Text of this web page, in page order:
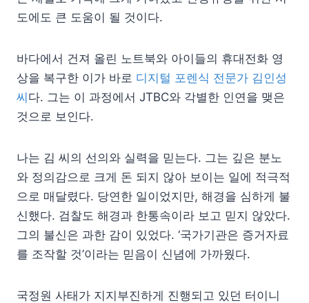
도에도 큰 도움이 될 것이다.
바다에서 건져 올린 노트북와 아이들의 휴대전화 영
상을 복구한 이가 바로 디지털 포렌식 전문가 김인성
씨다. 그는 이 과정에서 JTBC와 각별한 인연을 맺은
것으로 보인다.
나는 김 씨의 선의와 실력을 믿는다. 그는 깊은 분노
와 정의감으로 크게 돈 되지 않아 보이는 일에 적극적
으로 매달렸다. 당연한 일이었지만, 해경을 심하게 불
신했다. 검찰도 해경과 한통속이라 보고 믿지 않았다.
그의 불신은 과한 감이 있었다. ‘국가기관은 증거자료
를 조작할 것’이라는 믿음이 신념에 가까웠다.
국정원 사태가 지지부진하게 진행되고 있던 터이니